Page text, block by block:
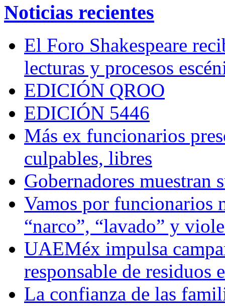
Noticias recientes
El Foro Shakespeare
lecturas y procesos
EDICIÓN QROO
EDICIÓN 5446
Más ex funcionarios
culpables, libres
Gobernadores muestran
Vamos por funcionarios
“narco”, “lavado” y
UAEMéx impulsa
responsable de residuos
La confianza de las